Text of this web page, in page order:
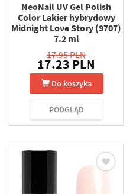
NeoNail UV Gel Polish
Color Lakier hybrydowy
Midnight Love Story (9707)
7.2 ml
17.95 PLN
17.23 PLN
Do koszyka
PODGLĄD